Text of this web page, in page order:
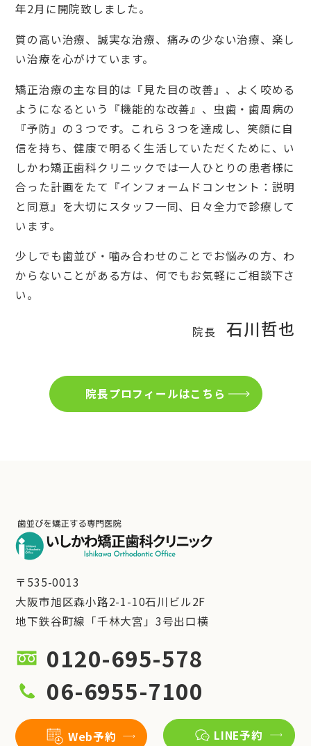
年2月に開院致しました。
質の高い治療、誠実な治療、痛みの少ない治療、楽し
い治療を心がけています。
矯正治療の主な目的は『見た目の改善』、よく咬める
ようになるという『機能的な改善』、虫歯・歯周病の
『予防』の３つです。これら３つを達成し、笑顔に自
信を持ち、健康で明るく生活していただくために、い
しかわ矯正歯科クリニックでは一人ひとりの患者様に
合った計画をたて『インフォームドコンセント：説明
と同意』を大切にスタッフ一同、日々全力で診療して
います。
少しでも歯並び・噛み合わせのことでお悩みの方、わ
からないことがある方は、何でもお気軽にご相談下さ
い。
院長 石川哲也
院長プロフィールはこちら
〒535-0013
大阪市旭区森小路2-1-10石川ビル2F
地下鉄谷町線「千林大宮」3号出口横
0120-695-578
06-6955-7100
Web予約 LINE予約